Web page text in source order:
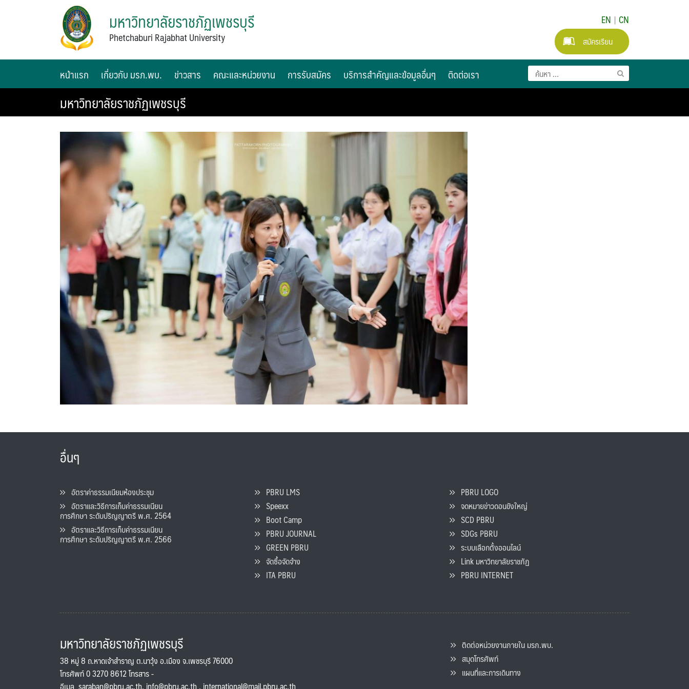
มหาวิทยาลัยราชภัฏเพชรบุรี
Phetchaburi Rajabhat University
EN | CN
สมัครเรียน
หน้าแรก เกี่ยวกับ มรภ.พบ. ข่าวสาร คณะและหน่วยงาน การรับสมัคร บริการสำคัญและข้อมูลอื่นๆ ติดต่อเรา
มหาวิทยาลัยราชภัฏเพชรบุรี
อื่นๆ
อัตราค่าธรรมเนียมห้องประชุม
อัตราและวิธีการเก็บค่าธรรมเนียน
การศึกษา ระดับปริญญาตรี พ.ศ. 2564
อัตราและวิธีการเก็บค่าธรรมเนียน
การศึกษา ระดับปริญญาตรี พ.ศ. 2566
PBRU LMS
Speexx
Boot Camp
PBRU JOURNAL
GREEN PBRU
จัดซื้อจัดจ้าง
ITA PBRU
PBRU LOGO
จดหมายข่าวดอนขังใหญ่
SCD PBRU
SDGs PBRU
ระบบเลือกตั้งออนไลน์
Link มหาวิทยาลัยราชภัฏ
PBRU INTERNET
มหาวิทยาลัยราชภัฏเพชรบุรี
38 หมู่ 8 ถ.หาดเจ้าสำราญ ต.นาวุ้ง อ.เมือง จ.เพชรบุรี 76000
โทรศัพท์ 0 3270 8612 โทรสาร -
อีเมล saraban@pbru.ac.th, info@pbru.ac.th , international@mail.pbru.ac.th
ติดต่อหน่วยงานภายใน มรภ.พบ.
สมุดโทรศัพท์
แผนที่และการเดินทาง